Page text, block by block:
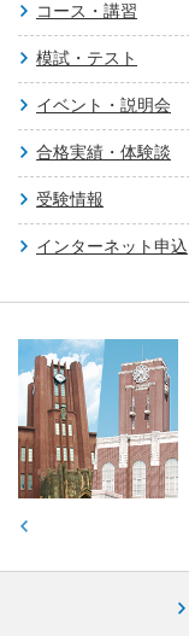
コース・講習
模試・テスト
イベント・説明会
合格実績・体験談
受験情報
インターネット申込